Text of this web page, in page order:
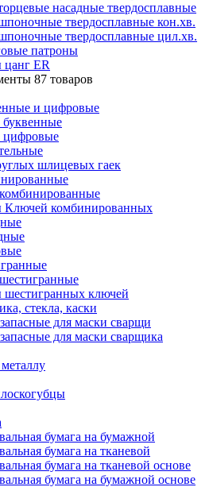
насадные твердосплавные
твердосплавные кон.хв.
твердосплавные цил.хв.
патроны
ER
87 товаров
и цифровые
цифровые
шлицевых гаек
Ключей комбинированных
ключей
стекла, каски
для маски сварщи
для маски сварщика
бумага на бумажной
бумага на тканевой
бумага на тканевой основе
бумага на бумажной основе